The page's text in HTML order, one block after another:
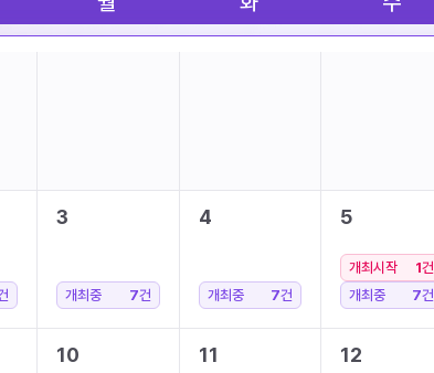
3
개최중 7건
4
개최중 7건
5
개최시작 1건
개최중
7건
10 11 12